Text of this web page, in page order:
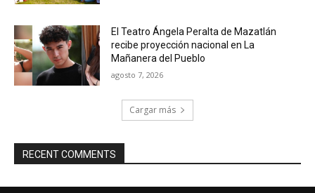
El Teatro Ángela Peralta de Mazatlán
recibe proyección nacional en La
Mañanera del Pueblo
agosto 7, 2026
Cargar más
RECENT COMMENTS